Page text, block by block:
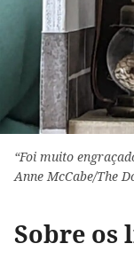
“Foi muito
Anne McCabe/The
Sobre os